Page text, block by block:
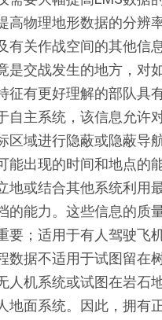
高物理地形数据的分辨
有关作战空间的其他信息
是交战发生的地方，对
征有更好理解的部队具
自主系统，该信息允许
区域进行隐蔽或隐蔽导
能出现的时间和地点的
地或结合其他系统利用
的能力。这些信息的质
要；适用于有人驾驶飞
数据不适用于试图留在
人机系统或试图在岩石
地面系统。因此，拥有